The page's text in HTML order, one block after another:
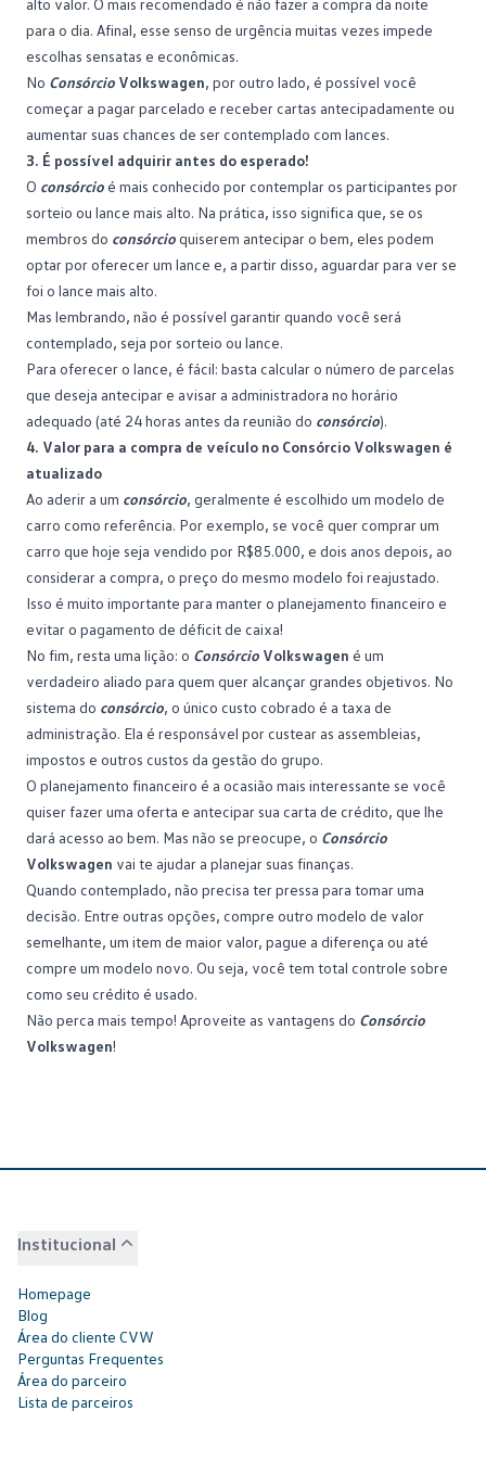
para o dia. Afinal, esse senso de urgência muitas vezes impede
escolhas sensatas e econômicas.
No Consórcio Volkswagen, por outro lado, é possível você
começar a pagar parcelado e receber cartas antecipadamente ou
aumentar suas chances de ser contemplado com lances.
3. É possível adquirir antes do esperado!
O consórcioé mais conhecido por contemplar os participantes por
sorteio ou lance mais alto. Na prática, isso significa que, se os
membros do consórcioquiserem antecipar o bem, eles podem
optar por oferecer um lance e, a partir disso, aguardar para ver se
foi o lance mais alto.
Mas lembrando, não é possível garantir quando você será
contemplado, seja por sorteio ou lance.
Para oferecer o lance, é fácil: basta calcular o número de parcelas
que deseja antecipar e avisar a administradora no horário
adequado (até 24 horas antes da reunião do consórcio).
4. Valor para a compra de veículo no Consórcio Volkswagen é
atualizado
Ao aderir a um consórcio, geralmente é escolhido um modelo de
carro como referência. Por exemplo, se você quer comprar um
carro que hoje seja vendido por R$85.000, e dois anos depois, ao
considerar a compra, o preço do mesmo modelo foi reajustado.
Isso é muito importante para manter o planejamento financeiro e
evitar o pagamento de déficit de caixa!
No fim, resta uma lição: o Consórcio Volkswagen é um
verdadeiro aliado para quem quer alcançar grandes objetivos. No
sistema do consórcio, o único custo cobrado é a taxa de
administração. Ela é responsável por custear as assembleias,
impostos e outros custos da gestão do grupo.
O planejamento financeiro é a ocasião mais interessante se você
quiser fazer uma oferta e antecipar sua carta de crédito, que lhe
dará acesso ao bem. Mas não se preocupe, o Consórcio
Volkswagen vai te ajudar a planejar suas finanças.
Quando contemplado, não precisa ter pressa para tomar uma
decisão. Entre outras opções, compre outro modelo de valor
semelhante, um item de maior valor, pague a diferença ou até
compre um modelo novo. Ou seja, você tem total controle sobre
como seu crédito é usado.
Não perca mais tempo! Aproveite as vantagens do Consórcio
Volkswagen!
Institucional
Homepage
Blog
Área do cliente CVW
Perguntas Frequentes
Área do parceiro
Lista de parceiros